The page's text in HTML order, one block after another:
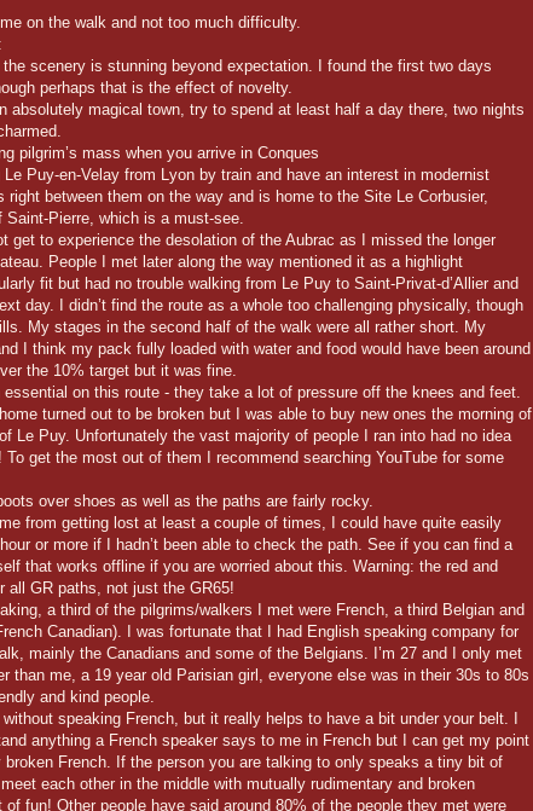
on the walk and not too much difficulty.
scenery is stunning beyond expectation. I found the first two days
perhaps that is the effect of novelty.
absolutely magical town, try to spend at least half a day there, two nights
pilgrim’s mass when you arrive in Conques
Le Puy-en-Velay from Lyon by train and have an interest in modernist
right between them on the way and is home to the Site Le Corbusier,
Saint-Pierre, which is a must-see.
get to experience the desolation of the Aubrac as I missed the longer
People I met later along the way mentioned it as a highlight
fit but had no trouble walking from Le Puy to Saint-Privat-d’Allier and
day. I didn’t find the route as a whole too challenging physically, though
My stages in the second half of the walk were all rather short. My
I think my pack fully loaded with water and food would have been around
the 10% target but it was fine.
essential on this route - they take a lot of pressure off the knees and feet.
turned out to be broken but I was able to buy new ones the morning of
Le Puy. Unfortunately the vast majority of people I ran into had no idea
To get the most out of them I recommend searching YouTube for some
over shoes as well as the paths are fairly rocky.
from getting lost at least a couple of times, I could have quite easily
or more if I hadn’t been able to check the path. See if you can find a
that works offline if you are worried about this. Warning: the red and
all GR paths, not just the GR65!
a third of the pilgrims/walkers I met were French, a third Belgian and
Canadian). I was fortunate that I had English speaking company for
mainly the Canadians and some of the Belgians. I’m 27 and I only met
than me, a 19 year old Parisian girl, everyone else was in their 30s to 80s
and kind people.
speaking French, but it really helps to have a bit under your belt. I
anything a French speaker says to me in French but I can get my point
French. If the person you are talking to only speaks a tiny bit of
each other in the middle with mutually rudimentary and broken
fun! Other people have said around 80% of the people they met were